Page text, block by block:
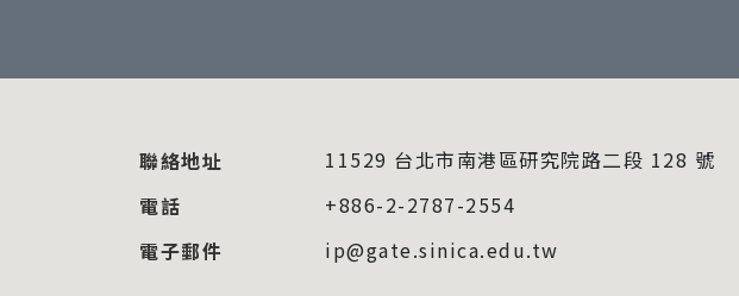
聯絡地址
11529 台北市南港區研究院路二段 128 號
電話
+886-2-2787-2554
電子郵件
ip@gate.sinica.edu.tw